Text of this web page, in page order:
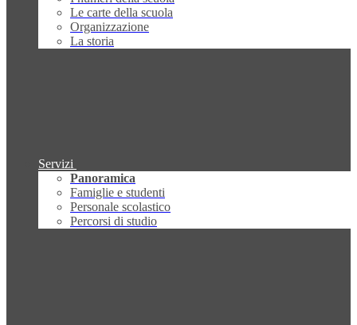
Le carte della scuola
Organizzazione
La storia
Servizi
Panoramica
Famiglie e studenti
Personale scolastico
Percorsi di studio